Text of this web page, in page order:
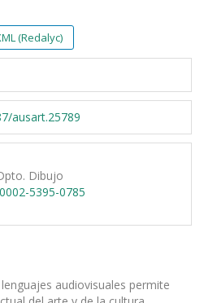
(Redalyc)
ausart.25789
Dibujo
5395-0785
audiovisuales permite